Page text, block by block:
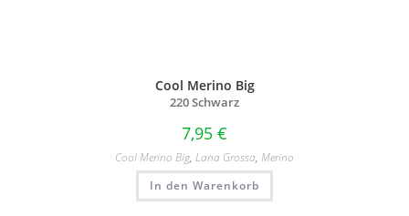
Cool Merino Big
220 Schwarz
7,95 €
Cool Merino Big, Lana Grossa, Merino
In den Warenkorb